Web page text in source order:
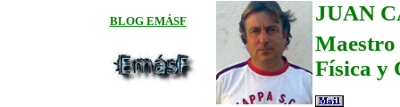
BLOG EMÁSF
JUAN
Física y